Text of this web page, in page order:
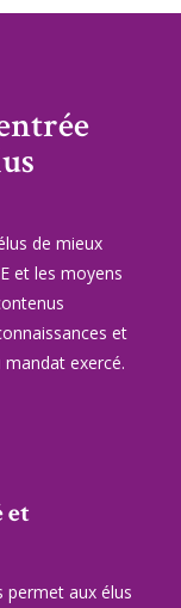
de mieux
et les moyens
et
exercé.
et
permet aux élus